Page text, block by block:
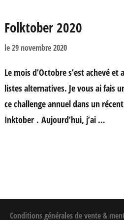
Folktober 2020
le29 novembre 2020
Le mois d’Octobre s’est achevé
listes alternatives. Je vous ai fais
ce challenge annuel dans un
Inktober . Aujourd’hui, j’ai …
Conditions générales de vente &